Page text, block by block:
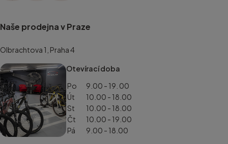
Naše prodejna v Praze
Olbrachtova 1, Praha 4
Otevírací doba
Po
9.00 - 19. 00
Út
10.00 - 18.00
St
10.00 - 18.00
Čt
10.00 - 19.00
Pá
9.00 - 18.00